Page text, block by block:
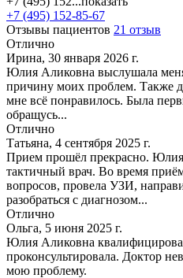
+7 (495) 152-85-67
Отзывы пациентов 21 отзыв
Отлично
Ирина, 30 января 2026 г.
Юлия Аликовна выслушала
причину моих проблем. Также
мне всё понравилось. Была
обращусь...
Отлично
Татьяна, 4 сентября 2025 г.
Прием прошёл прекрасно.
тактичный врач. Во время
вопросов, провела УЗИ,
разобраться с диагнозом...
Отлично
Ольга, 5 июня 2025 г.
Юлия Аликовна
проконсультировала. Доктор
мою проблему.